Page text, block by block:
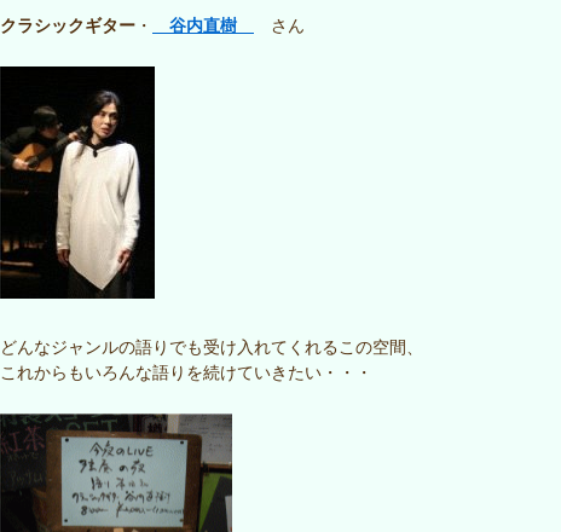
クラシックギター ・ 谷内直樹 さん
どんなジャンルの語りでも受け入れてくれるこの空間、
これからもいろんな語りを続けていきたい・・・